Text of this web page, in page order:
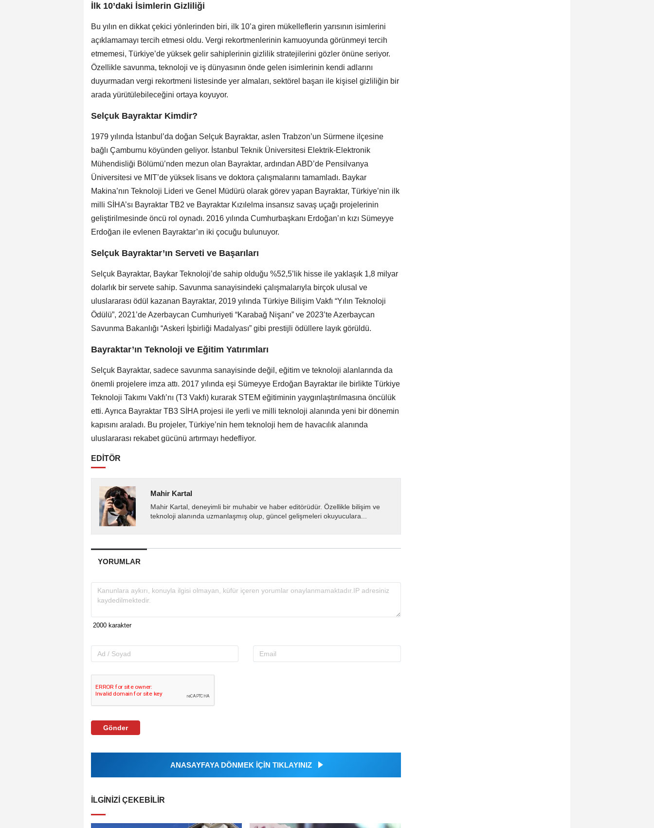
İlk 10’daki İsimlerin Gizliliği
Bu yılın en dikkat çekici yönlerinden biri, ilk 10’a giren mükelleflerin yarısının isimlerini
açıklamamayı tercih etmesi oldu. Vergi rekortmenlerinin kamuoyunda görünmeyi tercih
etmemesi, Türkiye’de yüksek gelir sahiplerinin gizlilik stratejilerini gözler önüne seriyor.
Özellikle savunma, teknoloji ve iş dünyasının önde gelen isimlerinin kendi adlarını
duyurmadan vergi rekortmeni listesinde yer almaları, sektörel başarı ile kişisel gizliliğin bir
arada yürütülebileceğini ortaya koyuyor.
Selçuk Bayraktar Kimdir?
1979 yılında İstanbul’da doğan Selçuk Bayraktar, aslen Trabzon’un Sürmene ilçesine
bağlı Çamburnu köyünden geliyor. İstanbul Teknik Üniversitesi Elektrik-Elektronik
Mühendisliği Bölümü’nden mezun olan Bayraktar, ardından ABD’de Pensilvanya
Üniversitesi ve MIT’de yüksek lisans ve doktora çalışmalarını tamamladı. Baykar
Makina’nın Teknoloji Lideri ve Genel Müdürü olarak görev yapan Bayraktar, Türkiye’nin ilk
milli SİHA’sı Bayraktar TB2 ve Bayraktar Kızılelma insansız savaş uçağı projelerinin
geliştirilmesinde öncü rol oynadı. 2016 yılında Cumhurbaşkanı Erdoğan’ın kızı Sümeyye
Erdoğan ile evlenen Bayraktar’ın iki çocuğu bulunuyor.
Selçuk Bayraktar’ın Serveti ve Başarıları
Selçuk Bayraktar, Baykar Teknoloji’de sahip olduğu %52,5’lik hisse ile yaklaşık 1,8 milyar
dolarlık bir servete sahip. Savunma sanayisindeki çalışmalarıyla birçok ulusal ve
uluslararası ödül kazanan Bayraktar, 2019 yılında Türkiye Bilişim Vakfı “Yılın Teknoloji
Ödülü”, 2021’de Azerbaycan Cumhuriyeti “Karabağ Nişanı” ve 2023’te Azerbaycan
Savunma Bakanlığı “Askeri İşbirliği Madalyası” gibi prestijli ödüllere layık görüldü.
Bayraktar’ın Teknoloji ve Eğitim Yatırımları
Selçuk Bayraktar, sadece savunma sanayisinde değil, eğitim ve teknoloji alanlarında da
önemli projelere imza attı. 2017 yılında eşi Sümeyye Erdoğan Bayraktar ile birlikte Türkiye
Teknoloji Takımı Vakfı’nı (T3 Vakfı) kurarak STEM eğitiminin yaygınlaştırılmasına öncülük
etti. Ayrıca Bayraktar TB3 SİHA projesi ile yerli ve milli teknoloji alanında yeni bir dönemin
kapısını araladı. Bu projeler, Türkiye’nin hem teknoloji hem de havacılık alanında
uluslararası rekabet gücünü artırmayı hedefliyor.
EDİTÖR
Mahir Kartal
Mahir Kartal, deneyimli bir muhabir ve haber editörüdür. Özellikle bilişim ve
teknoloji alanında uzmanlaşmış olup, güncel gelişmeleri okuyuculara...
YORUMLAR
Gönder
ANASAYFAYA DÖNMEK İÇİN TIKLAYINIZ
İLGINIZI ÇEKEBILIR